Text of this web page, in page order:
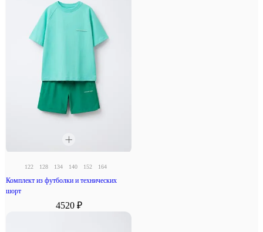
122 128 134 140 152 164
Комплект из футболки и технических
шорт
4520 ₽